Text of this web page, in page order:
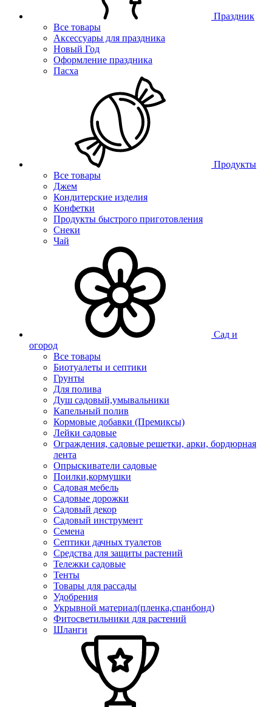
Праздник
Все товары
Аксессуары для праздника
Новый Год
Оформление праздника
Пасха
Продукты
Все товары
Джем
Кондитерские изделия
Конфетки
Продукты быстрого приготовления
Снеки
Чай
Сад и
огород
Все товары
Биотуалеты и септики
Грунты
Для полива
Душ садовый,умывальники
Капельный полив
Кормовые добавки (Премиксы)
Лейки садовые
Ограждения, садовые решетки, арки, бордюрная
лента
Опрыскиватели садовые
Поилки,кормушки
Садовая мебель
Садовые дорожки
Садовый декор
Садовый инструмент
Семена
Септики дачных туалетов
Средства для защиты растений
Тележки садовые
Тенты
Товары для рассады
Удобрения
Укрывной материал(пленка,спанбонд)
Фитосветильники для растений
Шланги